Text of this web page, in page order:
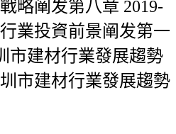
阐发第八章 2019-
業投資前景阐发第一
市建材行業發展趨勢
市建材行業發展趨勢